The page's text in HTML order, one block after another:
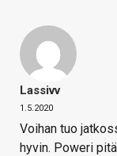
Lassivv
1.5.2020
Voihan tuo
hyvin. Poweri